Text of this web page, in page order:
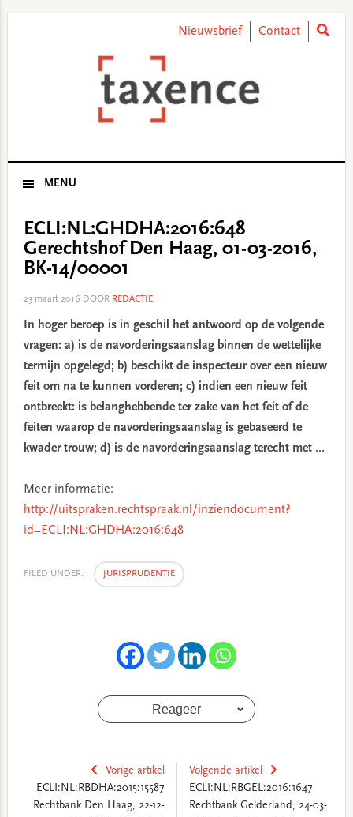
Nieuwsbrief Contact
MENU
ECLI:NL:GHDHA:2016:648
Gerechtshof Den Haag, 01-03-2016,
BK-14/00001
23 maart 2016 DOOR REDACTIE
In hoger beroep is in geschil het antwoord op de volgende
vragen: a) is de navorderingsaanslag binnen de wettelijke
termijn opgelegd; b) beschikt de inspecteur over een nieuw
feit om na te kunnen vorderen; c) indien een nieuw feit
ontbreekt: is belanghebbende ter zake van het feit of de
feiten waarop de navorderingsaanslag is gebaseerd te
kwader trouw; d) is de navorderingsaanslag terecht met …
Meer informatie:
http://uitspraken.rechtspraak.nl/inziendocument?
id=ECLI:NL:GHDHA:2016:648
FILED UNDER: JURISPRUDENTIE
Reageer
Vorige artikel
ECLI:NL:RBDHA:2015:15587
Rechtbank Den Haag, 22-12-
Volgende artikel
ECLI:NL:RBGEL:2016:1647
Rechtbank Gelderland, 24-03-